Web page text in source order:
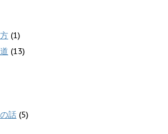
(1)
(13)
話 (5)